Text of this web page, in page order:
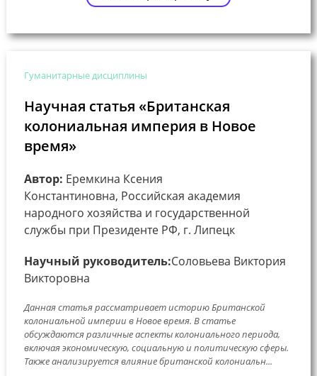
Гуманитарные дисциплины
Научная статья «Британская
колониальная империя в Новое
время»
Автор: Еремкина Ксения
Константиновна, Российская академия
народного хозяйства и государственной
службы при Президенте РФ, г. Липецк
Научный руководитель:Соловьева Виктория
Викторовна
Данная статья рассматривает историю Британской
колониальной империи в Новое время. В статье
обсуждаются различные аспекты колониального периода,
включая экономическую, социальную и политическую сферы.
Также анализируется влияние британской колониальн...